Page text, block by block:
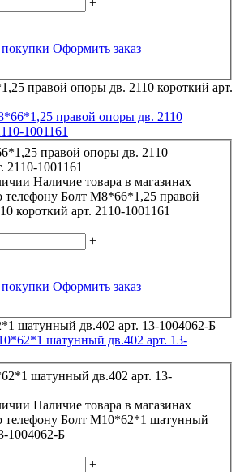
+
Оформить заказ
правой опоры дв. 2110
1001161
Наличие товара в магазинах
телефону Болт М8*66*1,25 правой
опоры дв. 2110 короткий арт. 2110-1001161
+
Оформить заказ
шатунный дв.402 арт. 13-
Наличие товара в магазинах
телефону Болт М10*62*1 шатунный
13-1004062-Б
+